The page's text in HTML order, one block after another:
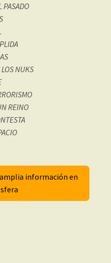
PASADO
NUKS
REINO
amplia información en